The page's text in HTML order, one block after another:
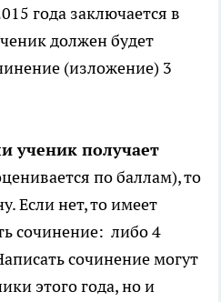
года заключается в
должен будет
(изложение) 3
ученик получает
по баллам), то
Если нет, то имеет
сочинение: либо 4
сочинение могут
этого года, но и